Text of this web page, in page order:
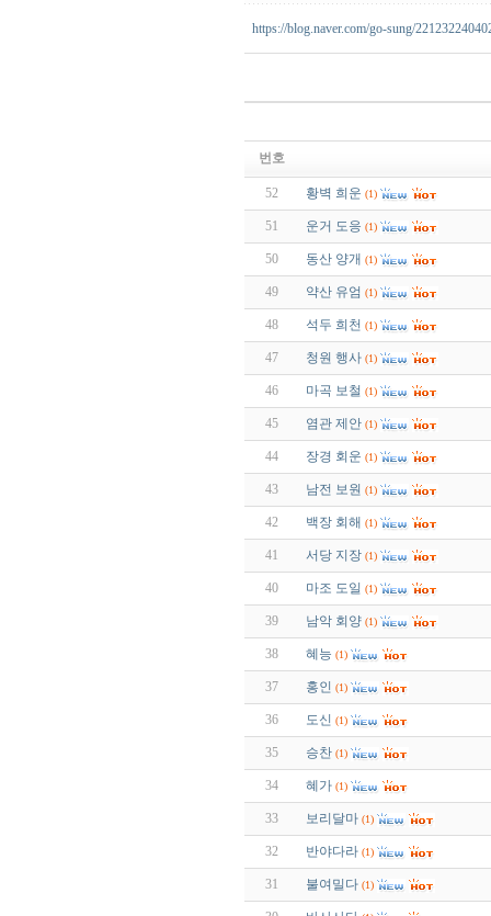
https://blog.naver.com/go-sung/
번호
52 황벽 희운 (1)
51 운거 도응 (1)
50 동산 양개 (1)
49 약산 유엄 (1)
48 석두 희천 (1)
47 청원 행사 (1)
46 마곡 보철 (1)
45 염관 제안 (1)
44 장경 회운 (1)
43 남전 보원 (1)
42 백장 회해 (1)
41 서당 지장 (1)
40 마조 도일 (1)
39 남악 회양 (1)
38 혜능 (1)
37 홍인 (1)
36 도신 (1)
35 승찬 (1)
34 혜가 (1)
33 보리달마 (1)
32 반야다라 (1)
31 불여밀다 (1)